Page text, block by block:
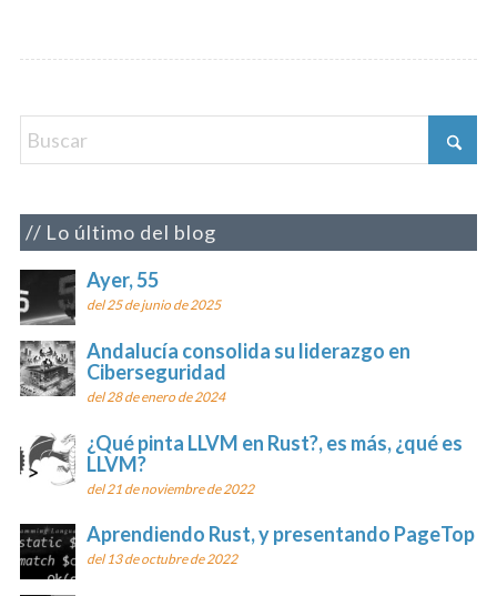
Lo último del blog
Ayer, 55
del 25 de junio de 2025
Andalucía consolida su liderazgo en
Ciberseguridad
del 28 de enero de 2024
¿Qué pinta LLVM en Rust?, es más, ¿qué es
LLVM?
del 21 de noviembre de 2022
Aprendiendo Rust, y presentando PageTop
del 13 de octubre de 2022